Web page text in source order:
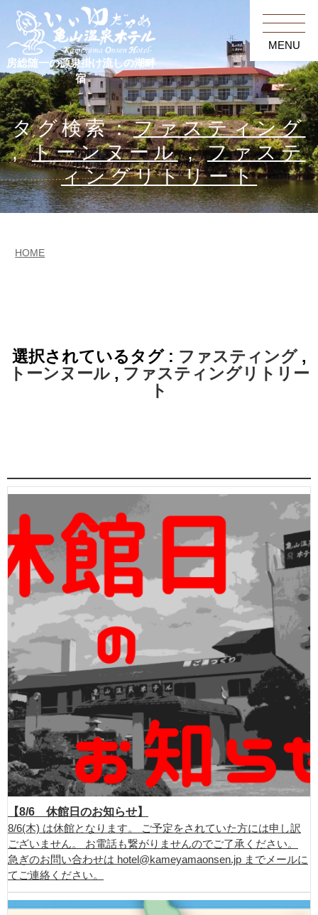
房総随一の源泉掛け流しの湖畔
宿
MENU
タグ検索：ファスティング
,トーンヌール,ファステ
ィングリトリート
HOME
選択されているタグ : ファスティング,
トーンヌール, ファスティングリトリー
ト
【8/6 休館日のお知らせ】
8/6(木) は休館となります。 ご予定をされていた方には申し訳
ございません。 お電話も繋がりませんのでご了承ください。
急ぎのお問い合わせは hotel@kameyamaonsen.jp までメールに
てご連絡ください。